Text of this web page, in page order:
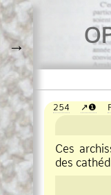
→ O
254 ❶
Ces
des